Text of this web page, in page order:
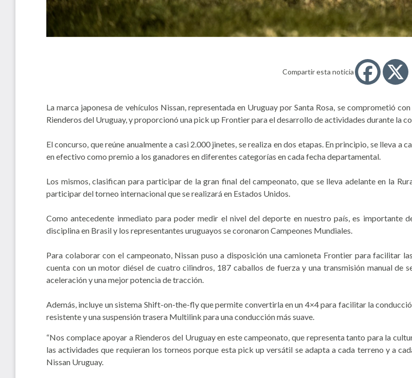
Compartir esta noticia
La marca japonesa de vehículos Nissan, representada en Uruguay por Santa Rosa, se comprometió
Rienderos del Uruguay, y proporcionó una pick up Frontier para el desarrollo de actividades durante la
El concurso, que reúne anualmente a casi 2.000 jinetes, se realiza en dos etapas. En principio, se lleva
en efectivo como premio a los ganadores en diferentes categorías en cada fecha departamental.
Los mismos, clasifican para participar de la gran final del campeonato, que se lleva adelante en la
participar del torneo internacional que se realizará en Estados Unidos.
Como antecedente inmediato para poder medir el nivel del deporte en nuestro país, es importante
disciplina en Brasil y los representantes uruguayos se coronaron Campeones Mundiales.
Para colaborar con el campeonato, Nissan puso a disposición una camioneta Frontier para facilitar
cuenta con un motor diésel de cuatro cilindros, 187 caballos de fuerza y una transmisión manual de
aceleración y una mejor potencia de tracción.
Además, incluye un sistema Shift-on-the-fly que permite convertirla en un 4×4 para facilitar la
resistente y una suspensión trasera Multilink para una conducción más suave.
“Nos complace apoyar a Rienderos del Uruguay en este campeonato, que representa tanto para la
las actividades que requieran los torneos porque esta pick up versátil se adapta a cada terreno y a
Nissan Uruguay.